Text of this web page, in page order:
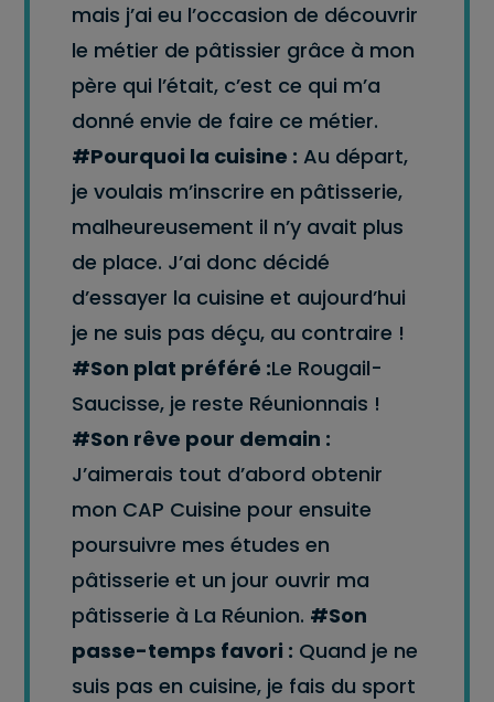
mais j’ai eu l’occasion de découvrir
le métier de pâtissier grâce à mon
père qui l’était, c’est ce qui m’a
donné envie de faire ce métier.
#Pourquoi la cuisine : Au départ,
je voulais m’inscrire en pâtisserie,
malheureusement il n’y avait plus
de place. J’ai donc décidé
d’essayer la cuisine et aujourd’hui
je ne suis pas déçu, au contraire !
#Son plat préféré :Le Rougail-
Saucisse, je reste Réunionnais !
#Son rêve pour demain :
J’aimerais tout d’abord obtenir
mon CAP Cuisine pour ensuite
poursuivre mes études en
pâtisserie et un jour ouvrir ma
pâtisserie à La Réunion. #Son
passe-temps favori : Quand je ne
suis pas en cuisine, je fais du sport